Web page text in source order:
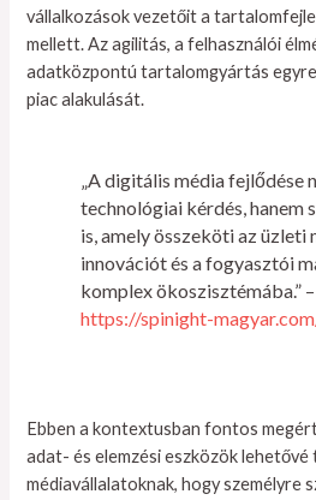
vállalkozások vezetőit a
mellett. Az agilitás, a felhasználói
adatközpontú tartalomgyártás
piac alakulását.
„A digitális média fejlődése
technológiai kérdés, hanem
is, amely összeköti az üzleti
innovációt és a fogyasztói
komplex ökoszisztémába.”
https://spinight-
Ebben a kontextusban fontos
adat- és elemzési eszközök lehetővé
médiavállalatoknak, hogy személyre